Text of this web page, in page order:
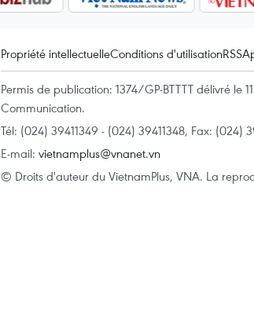
Propriété intellectuelleConditions d'utilisationRSS
Permis de publication: 1374/GP-BTTTT délivré
Communication.
Tél: (024) 39411349 - (024) 39411348, Fax: (024)
E-mail: vietnamplus@vnanet.vn
© Droits d'auteur du VietnamPlus, VNA. La